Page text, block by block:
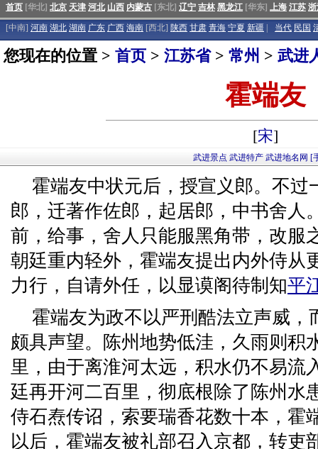
首页 [华北] 北京 天津 河北 山西 内蒙古 [东北] 辽宁 吉林 黑龙江 [华东] 上海 江苏
[中南] 河南 湖北 湖南 广东 广西 海南 [西北] 陕西 甘肃 青海 宁夏 新疆 当代 民国
您现在的位置 > 首页 > 江苏省> 常州 > 武进
霍端友
[宋]
武进景点 武进特产 武进地名网 [
霍端友中状元后，授宣义郎。不过
郎，迁著作佐郎，起居郎，中书舍人
前，给事，舍人只能服黑角带，改服
朝廷重内轻外，霍端友提出内外侍从
力行，自请外任，以显谟阁待制知平
霍端友为政不以严刑酷法立声威，
颇具声望。陈州地势低洼，久雨则积
里，由于离淮河太远，积水仍不易流
廷再开河二百里，彻底根除了陈州水
侍石焘传诏，索要瑞香花数十本，霍
以后，霍端友被礼部召入京都，转吏